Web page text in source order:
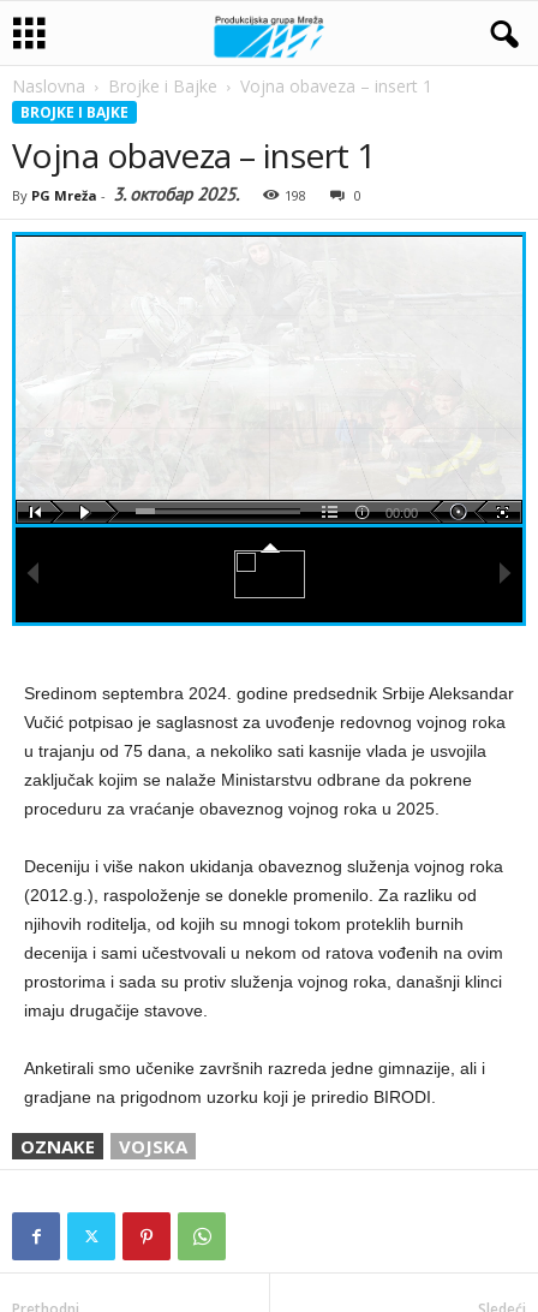
Naslovna Brojke i Bajke Vojna obaveza – insert 1
BROJKE I BAJKE
Vojna obaveza – insert 1
By PG Mreža - 3. октобар 2025. 198 0
00:00
Sredinom septembra 2024. godine predsednik Srbije Aleksandar
Vučić potpisao je saglasnost za uvođenje redovnog vojnog roka
u trajanju od 75 dana, a nekoliko sati kasnije vlada je usvojila
zaključak kojim se nalaže Ministarstvu odbrane da pokrene
proceduru za vraćanje obaveznog vojnog roka u 2025.
Deceniju i više nakon ukidanja obaveznog služenja vojnog roka
(2012.g.), raspoloženje se donekle promenilo. Za razliku od
njihovih roditelja, od kojih su mnogi tokom proteklih burnih
decenija i sami učestvovali u nekom od ratova vođenih na ovim
prostorima i sada su protiv služenja vojnog roka, današnji klinci
imaju drugačije stavove.
Anketirali smo učenike završnih razreda jedne gimnazije, ali i
gradjane na prigodnom uzorku koji je priredio BIRODI.
OZNAKE VOJSKA